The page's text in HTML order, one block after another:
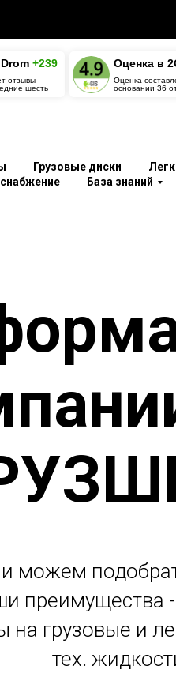
Оценка в
Оценка
основании 36
+239
отзывы
шесть
Грузовые диски
База знаний
можем
преимущества
на грузовые и
тех.